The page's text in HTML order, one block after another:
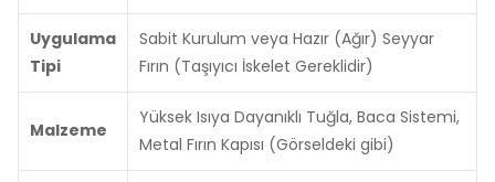
Uygulama
Tipi
Sabit Kurulum veya Hazır (Ağır) Seyyar
Fırın (Taşıyıcı İskelet Gereklidir)
Malzeme
Yüksek Isıya Dayanıklı Tuğla, Baca Sistemi,
Metal Fırın Kapısı (Görseldeki gibi)